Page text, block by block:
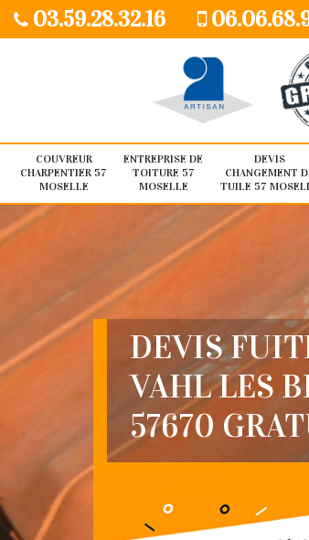
03.59.28.32.16
COUVREUR
CHARPENTIER 57
MOSELLE
ENTREPRISE DE
TOITURE 57
MOSELLE
DEVIS
CHANGEMENT
TUILE 57
DEVIS
VAHL LES
57670